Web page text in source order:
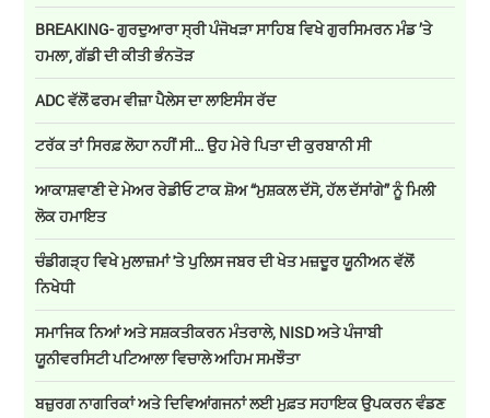
BREAKING- ਗੁਰਦੁਆਰਾ ਸ੍ਰੀ ਪੰਜੋਖੜਾ ਸਾਹਿਬ ਵਿਖੇ ਗੁਰਸਿਮਰਨ ਮੰਡ ’ਤੇ
ਹਮਲਾ, ਗੱਡੀ ਦੀ ਕੀਤੀ ਭੰਨਤੋੜ
ADC ਵੱਲੋਂ ਫਰਮ ਵੀਜ਼ਾ ਪੈਲੇਸ ਦਾ ਲਾਇਸੰਸ ਰੱਦ
ਟਰੱਕ ਤਾਂ ਸਿਰਫ਼ ਲੋਹਾ ਨਹੀਂ ਸੀ… ਉਹ ਮੇਰੇ ਪਿਤਾ ਦੀ ਕੁਰਬਾਨੀ ਸੀ
ਆਕਾਸ਼ਵਾਣੀ ਦੇ ਮੇਅਰ ਰੇਡੀਓ ਟਾਕ ਸ਼ੋਅ “ਮੁਸ਼ਕਲ ਦੱਸੋ, ਹੱਲ ਦੱਸਾਂਗੇ” ਨੂੰ ਮਿਲੀ
ਲੋਕ ਹਮਾਇਤ
ਚੰਡੀਗੜ੍ਹ ਵਿਖੇ ਮੁਲਾਜ਼ਮਾਂ 'ਤੇ ਪੁਲਿਸ ਜਬਰ ਦੀ ਖੇਤ ਮਜ਼ਦੂਰ ਯੂਨੀਅਨ ਵੱਲੋਂ
ਨਿਖੇਧੀ
ਸਮਾਜਿਕ ਨਿਆਂ ਅਤੇ ਸਸ਼ਕਤੀਕਰਨ ਮੰਤਰਾਲੇ, NISD ਅਤੇ ਪੰਜਾਬੀ
ਯੂਨੀਵਰਸਿਟੀ ਪਟਿਆਲਾ ਵਿਚਾਲੇ ਅਹਿਮ ਸਮਝੌਤਾ
ਬਜ਼ੁਰਗ ਨਾਗਰਿਕਾਂ ਅਤੇ ਦਿਵਿਆਂਗਜਨਾਂ ਲਈ ਮੁਫ਼ਤ ਸਹਾਇਕ ਉਪਕਰਨ ਵੰਡਣ